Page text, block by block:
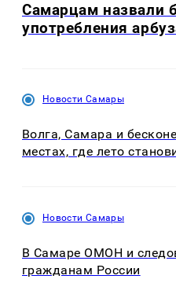
Самарцам назвали
употребления
Новости Самары
Волга, Самара и
местах, где лето
Новости Самары
В Самаре ОМОН и
гражданам России